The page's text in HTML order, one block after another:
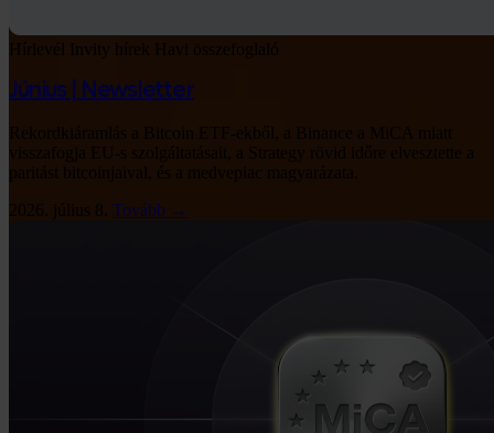
Hírlevél Invity hírek Havi összefoglaló
Június | Newsletter
Rekordkiáramlás a Bitcoin ETF-ekből, a Binance a MiCA miatt
visszafogja EU-s szolgáltatásait, a Strategy rövid időre elvesztette a
paritást bitcoinjaival, és a medvepiac magyarázata.
Tovább →